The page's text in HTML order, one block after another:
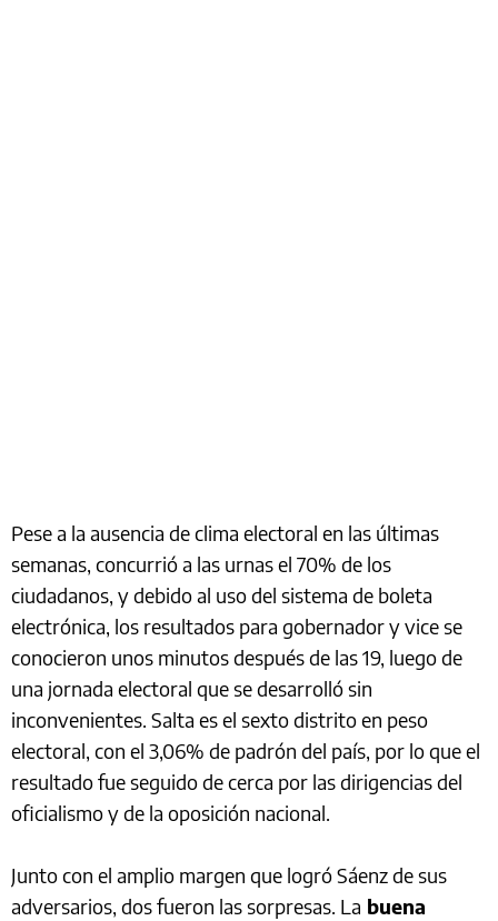
Pese a la ausencia de clima electoral en las últimas
semanas, concurrió a las urnas el 70% de los
ciudadanos, y debido al uso del sistema de boleta
electrónica, los resultados para gobernador y vice se
conocieron unos minutos después de las 19, luego de
una jornada electoral que se desarrolló sin
inconvenientes. Salta es el sexto distrito en peso
electoral, con el 3,06% de padrón del país, por lo que el
resultado fue seguido de cerca por las dirigencias del
oficialismo y de la oposición nacional.
Junto con el amplio margen que logró Sáenz de sus
adversarios, dos fueron las sorpresas. La buena